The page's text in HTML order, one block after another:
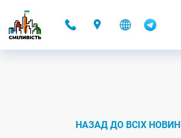
НАЗАД ДО ВСІХ НОВИН